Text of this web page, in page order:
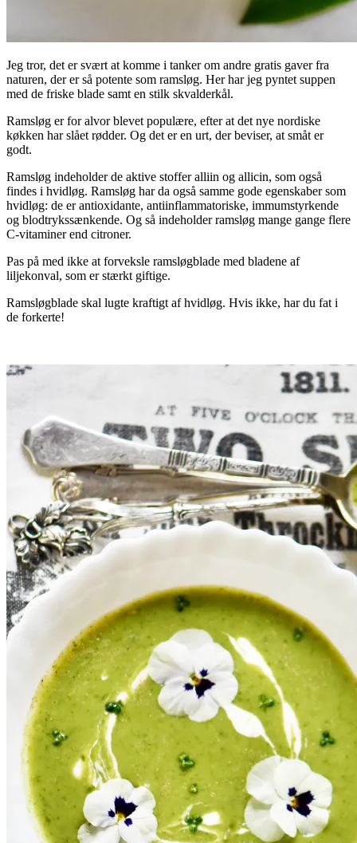
Jeg tror, det er svært at komme i tanker om andre gratis gaver fra
naturen, der er så potente som ramsløg. Her har jeg pyntet suppen
med de friske blade samt en stilk skvalderkål.
Ramsløg er for alvor blevet populære, efter at det nye nordiske
køkken har slået rødder. Og det er en urt, der beviser, at småt er
godt.
Ramsløg indeholder de aktive stoffer alliin og allicin, som også
findes i hvidløg. Ramsløg har da også samme gode egenskaber som
hvidløg: de er antioxidante, antiinflammatoriske, immumstyrkende
og blodtrykssænkende. Og så indeholder ramsløg mange gange flere
C-vitaminer end citroner.
Pas på med ikke at forveksle ramsløgblade med bladene af
liljekonval, som er stærkt giftige.
Ramsløgblade skal lugte kraftigt af hvidløg. Hvis ikke, har du fat i
de forkerte!